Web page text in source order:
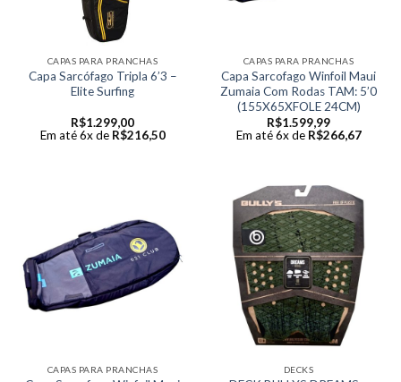
CAPAS PARA PRANCHAS
Capa Sarcófago Tripla 6’3 –
Elite Surfing
R$1.299,00
Em até 6x de R$216,50
CAPAS PARA PRANCHAS
Capa Sarcofago Winfoil Maui
Zumaia Com Rodas TAM: 5’0
(155X65XFOLE 24CM)
R$1.599,99
Em até 6x de R$266,67
CAPAS PARA PRANCHAS DECKS